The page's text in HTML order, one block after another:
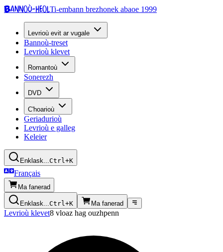
Bannoù-heolTi-embann brezhonek abaoe 1999
Levrioù evit ar vugale
Bannoù-treset
Levrioù klevet
Romantoù
Sonerezh
DVD
C'hoarioù
Geriadurioù
Levrioù e galleg
Keleier
Enklask...Ctrl+K
Français
Ma fanerad
Enklask...Ctrl+K Ma fanerad
Levrioù klevet8 vloaz hag ouzhpenn